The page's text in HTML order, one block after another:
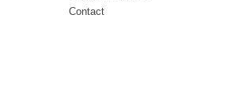
Contact